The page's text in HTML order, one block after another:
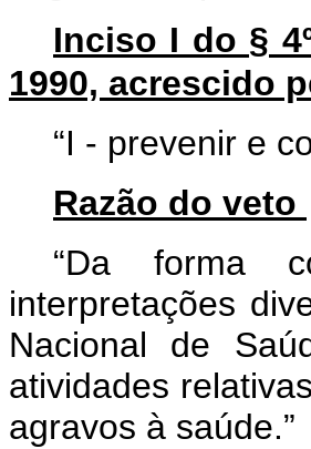
Inciso I do §
1990, acrescido
“I - prevenir e
Razão do veto
“Da forma
interpretações
Nacional de
atividades
agravos à saúde.”